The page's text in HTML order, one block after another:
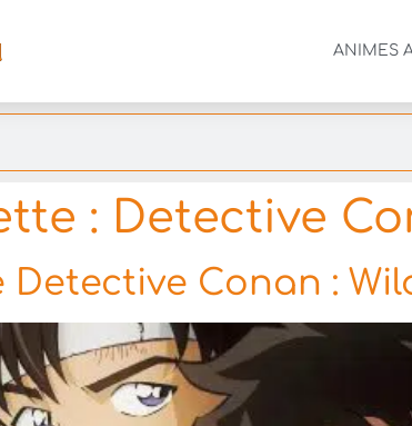
ANIMES
: Detective
Detective Conan :